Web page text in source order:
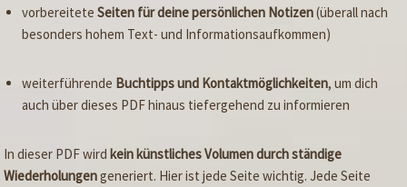
vorbereiteteSeiten für deine persönlichen Notizen(überall nach
besonders hohem Text- und Informationsaufkommen)
weiterführende Buchtipps und Kontaktmöglichkeiten, um dich
auch über dieses PDF hinaus tiefergehend zu informieren
In dieser PDF wirdkein künstliches Volumen durch ständige
Wiederholungengeneriert. Hier ist jede Seite wichtig. Jede Seite